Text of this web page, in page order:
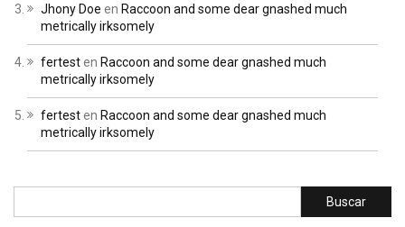
Jhony Doe en Raccoon and some dear gnashed much
metrically irksomely
fertesten Raccoon and some dear gnashed much
metrically irksomely
fertesten Raccoon and some dear gnashed much
metrically irksomely